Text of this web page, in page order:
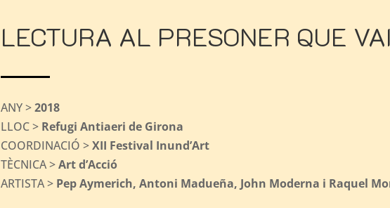
LECTURA AL PRESONER QUE
ANY >2018
LLOC > Refugi Antiaeri de Girona
COORDINACIÓ >XII Festival Inund’Art
TÈCNICA >Art d’Acció
ARTISTA > Pep Aymerich, Antoni Madueña, John Moderna i Raquel